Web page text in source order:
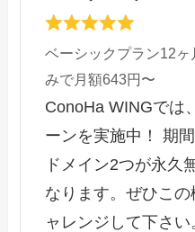
ベーシックプラン12
みで月額643円〜
ConoHa WINGでは
ーンを実施中！ 期
ドメイン2つが永久
なります。ぜひこ
ャレンジして下さい